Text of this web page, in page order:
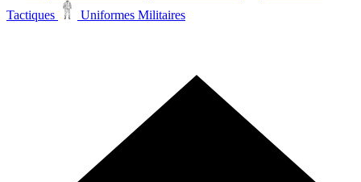
Tactiques
Uniformes Militaires